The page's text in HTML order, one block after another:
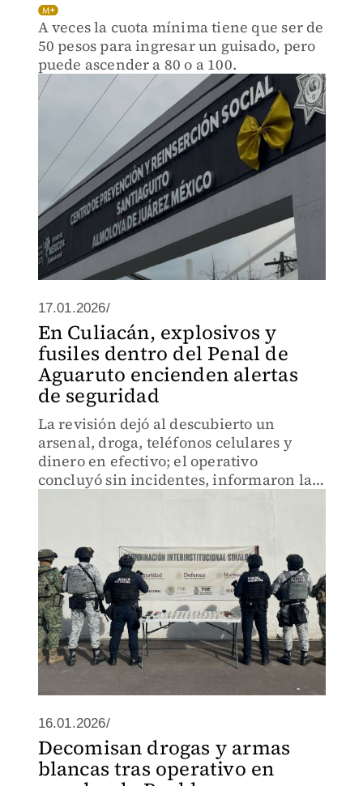
A veces la cuota mínima tiene que ser de
50 pesos para ingresar un guisado, pero
puede ascender a 80 o a 100.
17.01.2026/
En Culiacán, explosivos y
fusiles dentro del Penal de
Aguaruto encienden alertas
de seguridad
La revisión dejó al descubierto un
arsenal, droga, teléfonos celulares y
dinero en efectivo; el operativo
concluyó sin incidentes, informaron las
16.01.2026/
Decomisan drogas y armas
blancas tras operativo en